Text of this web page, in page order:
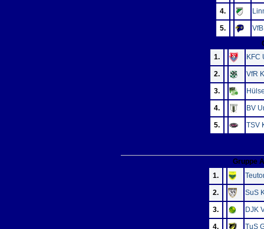
4.
5.
1.
KFC
2. VfR
3.
4. BV
5. TSV
Gruppe A
1.
2. SuS
3. DJK
4. TuS